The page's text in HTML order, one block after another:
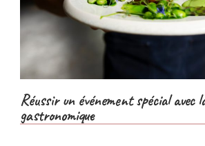
Réussir un événement spécial avec
gastronomique